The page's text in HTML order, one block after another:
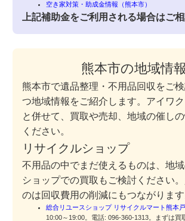
空き家対策・助成金情報（熊本市）
上記補助金をご利用される場合はご
熊本市の地域情報
熊本市で遺品整理・不用品回収をご
つ地域情報をご紹介します。アイワ
と併せて、買取や売却、地域の催し
ください。
リサイクルショップ
不用品の中でまだ使えるものは、地
ショップでの買取もご検討ください
のは回収費用の削減にもつながります
総合リユースショップ リサイクルマート熊本
10:00～19:00。電話: 096-360-1313。まずは買